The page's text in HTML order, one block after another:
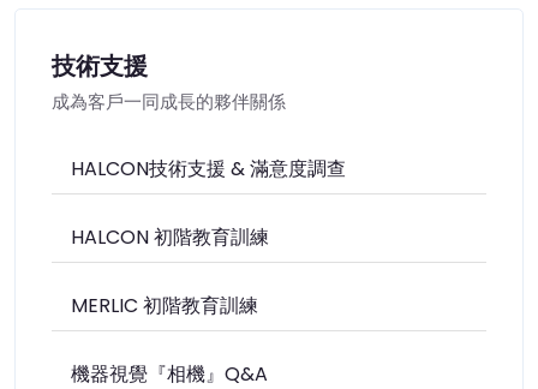
技術支援
成為客戶一同成長的夥伴關係
HALCON技術支援 & 滿意度調查
HALCON 初階教育訓練
MERLIC 初階教育訓練
機器視覺『相機』Q&A